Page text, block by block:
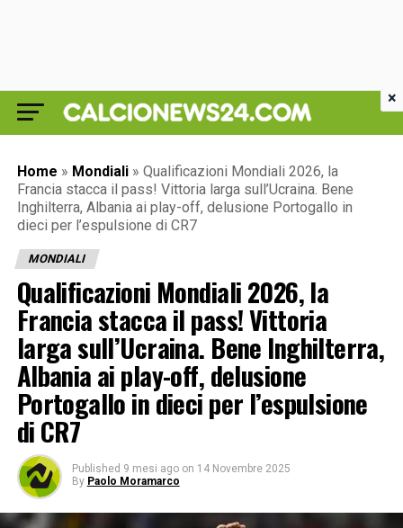
Home » Mondiali » Qualificazioni Mondiali 2026, la
Francia stacca il pass! Vittoria larga sull’Ucraina. Bene
Inghilterra, Albania ai play-off, delusione Portogallo in
dieci per l’espulsione di CR7
MONDIALI
Qualificazioni Mondiali 2026, la
Francia stacca il pass! Vittoria
larga sull’Ucraina. Bene Inghilterra,
Albania ai play-off, delusione
Portogallo in dieci per l’espulsione
di CR7
Published 9 mesi ago on 14 Novembre 2025
By Paolo Moramarco
×